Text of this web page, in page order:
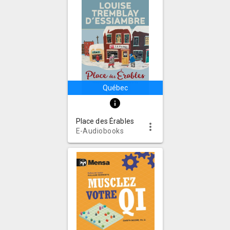
Québec
info
Place des Érables
E-Audiobooks
more_vert